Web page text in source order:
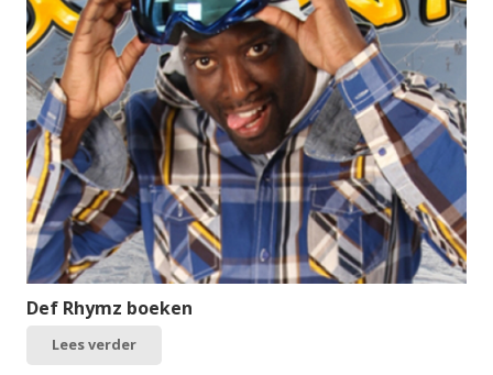
Def Rhymz boeken
Lees verder